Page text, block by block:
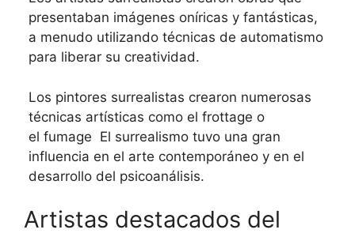
presentaban imágenes oníricas y fantásticas,
a menudo utilizando técnicas de automatismo
para liberar su creatividad.
Los pintores surrealistas crearon numerosas
técnicas artísticas como el frottage o
el fumage El surrealismo tuvo una gran
influencia en el arte contemporáneo y en el
desarrollo del psicoanálisis.
Artistas destacados del